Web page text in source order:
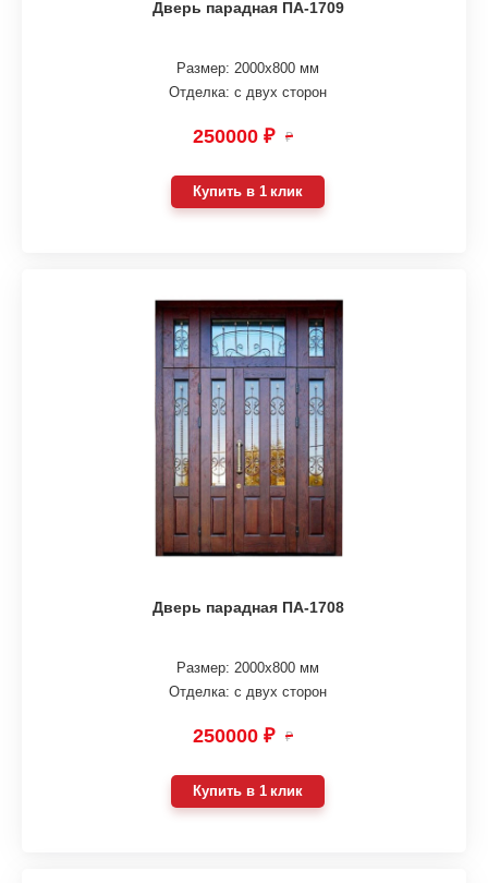
Дверь парадная ПА-1709
Размер: 2000х800 мм
Отделка: с двух сторон
250000 ₽ ₽
Купить в 1 клик
Дверь парадная ПА-1708
Размер: 2000х800 мм
Отделка: с двух сторон
250000 ₽ ₽
Купить в 1 клик